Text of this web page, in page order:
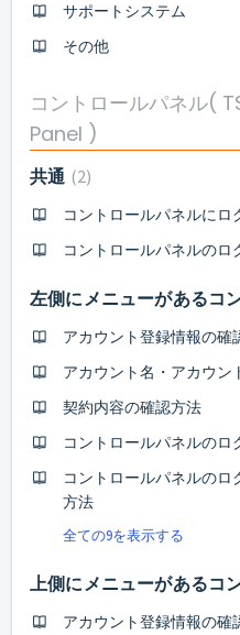
サポートシステム
その他
コントロールパネル(
Panel )
共通 2
コントロールパネルにロ
コントロールパネルのロ
左側にメニューがあるコ
アカウント登録情報の確
アカウント名・アカウン
契約内容の確認方法
コントロールパネルのロ
コントロールパネルの
方法
全ての9を表示する
上側にメニューがあるコ
アカウント登録情報の確